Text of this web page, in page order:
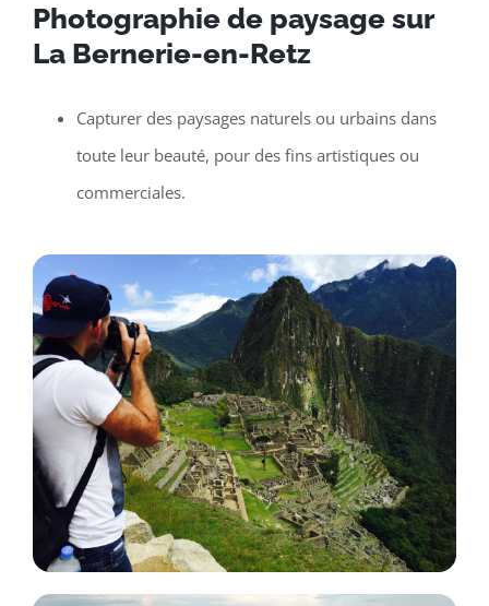
Photographie de paysage sur
La Bernerie-en-Retz
Capturer des paysages naturels ou urbains dans
toute leur beauté, pour des fins artistiques ou
commerciales.